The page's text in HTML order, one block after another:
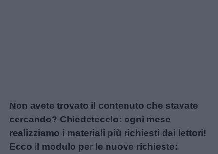
Non avete trovato il contenuto che stavate
cercando? Chiedetecelo: ogni mese
realizziamo i materiali più richiesti dai lettori!
Ecco il modulo per le nuove richieste: